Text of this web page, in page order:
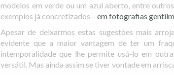
modelos em verde ou um azul aberto, entre
exemplos já concretizados – em fotografias
Apesar de deixarmos estas sugestões mais
evidente que a maior vantagem de ter um
intemporalidade que lhe permite usá-lo em
versátil. Mas ainda assim se tiver vontade em